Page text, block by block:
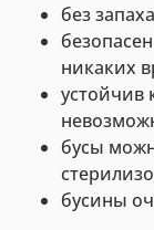
без
никаких
устойчив
бусы
бусины